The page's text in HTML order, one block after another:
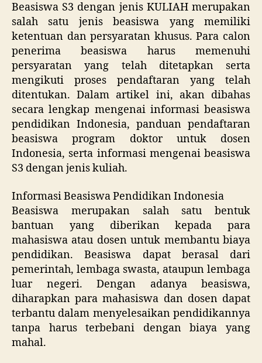
Beasiswa S3 dengan jenis KULIAH merupakan
salah satu jenis beasiswa yang memiliki
ketentuan dan persyaratan khusus. Para calon
penerima beasiswa harus memenuhi
persyaratan yang telah ditetapkan serta
mengikuti proses pendaftaran yang telah
ditentukan. Dalam artikel ini, akan dibahas
secara lengkap mengenai informasi beasiswa
pendidikan Indonesia, panduan pendaftaran
beasiswa program doktor untuk dosen
Indonesia, serta informasi mengenai beasiswa
S3 dengan jenis kuliah.
Informasi Beasiswa Pendidikan Indonesia
Beasiswa merupakan salah satu bentuk
bantuan yang diberikan kepada para
mahasiswa atau dosen untuk membantu biaya
pendidikan. Beasiswa dapat berasal dari
pemerintah, lembaga swasta, ataupun lembaga
luar negeri. Dengan adanya beasiswa,
diharapkan para mahasiswa dan dosen dapat
terbantu dalam menyelesaikan pendidikannya
tanpa harus terbebani dengan biaya yang
mahal.